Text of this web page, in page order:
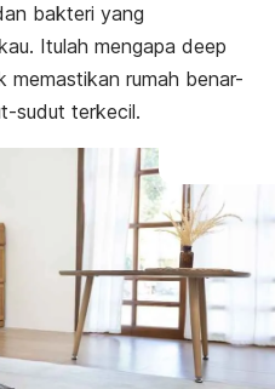
bakteri yang
Itulah mengapa deep
memastikan rumah benar-
sudut terkecil.